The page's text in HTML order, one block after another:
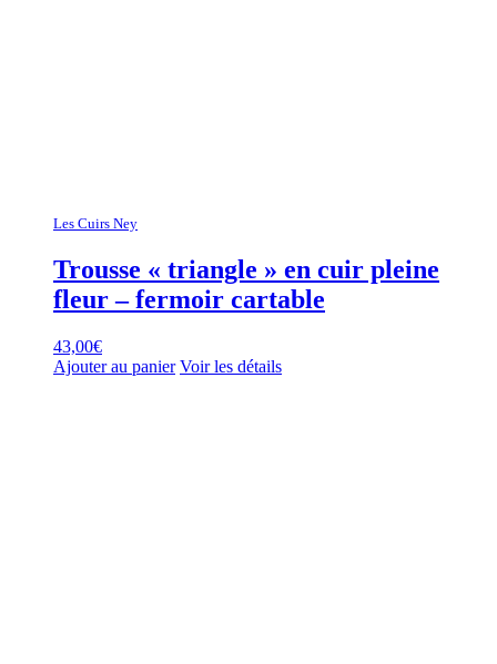
Les Cuirs Ney
Trousse « triangle » en cuir pleine
fleur – fermoir cartable
43,00€
Ajouter au panier Voir les détails